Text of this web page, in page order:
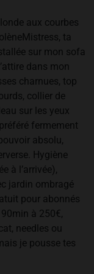
aux courbes
ta
sur mon sofa
dans mon
charnues, top
collier de
sur les yeux
fermement
absolu,
Hygiène
à l’arrivée),
jardin ombragé
pour abonnés
à 250€,
needles ou
je pousse tes